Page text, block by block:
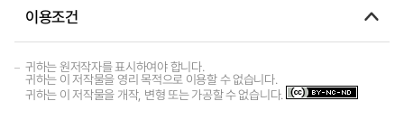
이용조건
귀하는 원저작자를 표시하여야 합니다.
귀하는 이 저작물을 영리 목적으로 이용할 수 없습니다.
귀하는 이 저작물을 개작, 변형 또는 가공할 수 없습니다.